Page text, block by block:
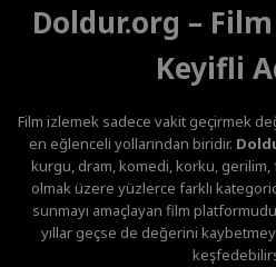
Doldur.org –
Keyifli
Film izlemek sadece vakit geçirmek
en eğlenceli yollarından biridir.
kurgu, dram, komedi, korku,
olmak üzere yüzlerce farklı
sunmayı amaçlayan film
yıllar geçse de değerini